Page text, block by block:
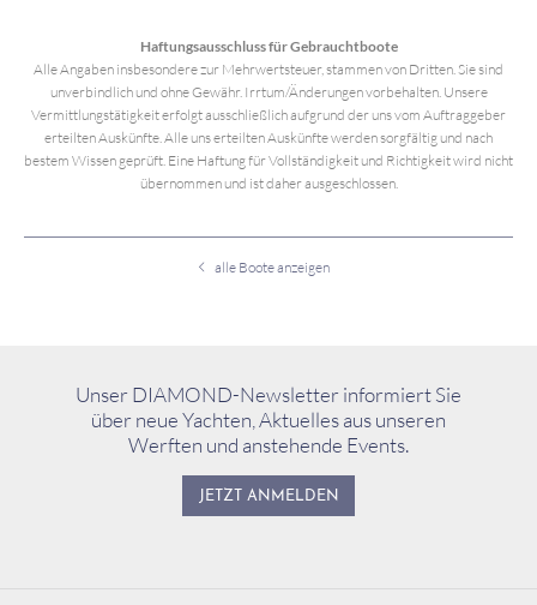
Haftungsausschluss für Gebrauchtboote
Alle Angaben insbesondere zur Mehrwertsteuer, stammen von Dritten. Sie sind
unverbindlich und ohne Gewähr. Irrtum/Änderungen vorbehalten. Unsere
Vermittlungstätigkeit erfolgt ausschließlich aufgrund der uns vom Auftraggeber
erteilten Auskünfte. Alle uns erteilten Auskünfte werden sorgfältig und nach
bestem Wissen geprüft. Eine Haftung für Vollständigkeit und Richtigkeit wird nicht
übernommen und ist daher ausgeschlossen.
alle Boote anzeigen
Unser DIAMOND-Newsletter informiert Sie
über neue Yachten, Aktuelles aus unseren
Werften und anstehende Events.
JETZT ANMELDEN